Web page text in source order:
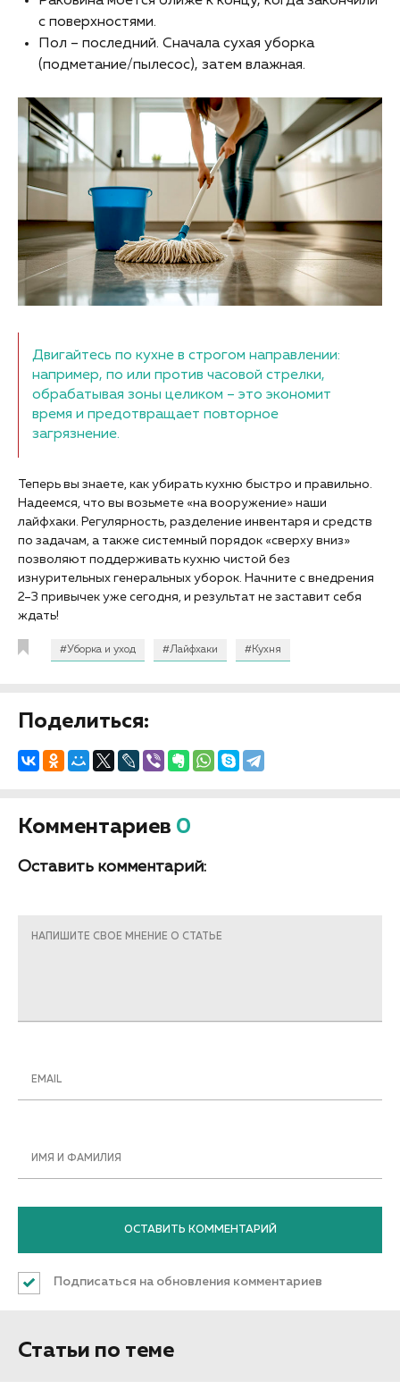
с поверхностями.
Пол – последний. Сначала сухая уборка
(подметание/пылесос), затем влажная.
Двигайтесь по кухне в строгом направлении:
например, по или против часовой стрелки,
обрабатывая зоны целиком – это экономит
время и предотвращает повторное
загрязнение.
Теперь вы знаете, как убирать кухню быстро и правильно.
Надеемся, что вы возьмете «на вооружение» наши
лайфхаки. Регулярность, разделение инвентаря и средств
по задачам, а также системный порядок «сверху вниз»
позволяют поддерживать кухню чистой без
изнурительных генеральных уборок. Начните с внедрения
2–3 привычек уже сегодня, и результат не заставит себя
ждать!
#Уборка и уход #Лайфхаки #Кухня
Поделиться:
Комментариев 0
Оставить комментарий:
НАПИШИТЕ СВОЕ МНЕНИЕ О СТАТЬЕ
EMAIL
ИМЯ И ФАМИЛИЯ
Подписаться на обновления комментариев
Статьи по теме